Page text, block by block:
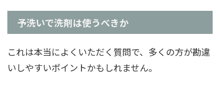
予洗いで洗剤は使うべきか
これは本当によくいただく質問で、多くの方が勘違
いしやすいポイントかもしれません。